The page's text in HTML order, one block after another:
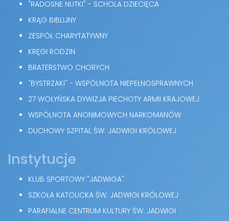
"RADOSNE NUTKI" - SCHOLA DZIECIĘCA
KRĄG BIBLIJNY
ZESPÓŁ CHARYTATYWNY
KRĘGI RODZIN
BRATERSTWO CHORYCH
"BYSTRZAKI" - WSPÓLNOTA NIEPEŁNOSPRAWNYCH
27 WOŁYŃSKA DYWIZJA PIECHOTY ARMII KRAJOWEJ
WSPÓLNOTA ANONIMOWYCH NARKOMANÓW
DUCHOWY SZPITAL ŚW. JADWIGI KRÓLOWEJ
Instytucje
KLUB SPORTOWY "JADWIGA"
SZKOŁA KATOLICKA ŚW. JADWIGI KRÓLOWEJ
PARAFIALNE CENTRUM KULTURY ŚW. JADWIGI